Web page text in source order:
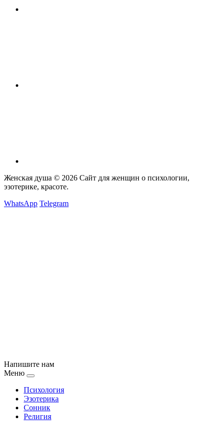
Женская душа © 2026 Сайт для женщин о психологии,
эзотерике, красоте.
WhatsApp Telegram
Напишите нам
Меню
Психология
Эзотерика
Сонник
Религия